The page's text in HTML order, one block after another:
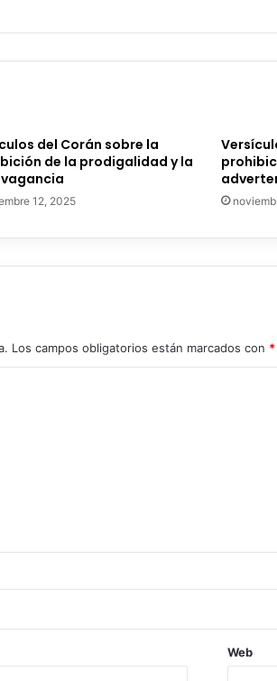
del Corán sobre la
de la prodigalidad y la
12, 2025
Los campos obligatorios están marcados con *
Web